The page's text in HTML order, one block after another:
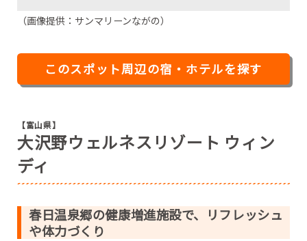
（画像提供：サンマリーンながの）
このスポット周辺の宿・ホテルを探す
【富山県】
大沢野ウェルネスリゾート ウィン
ディ
春日温泉郷の健康増進施設で、リフレッシュ
や体力づくり